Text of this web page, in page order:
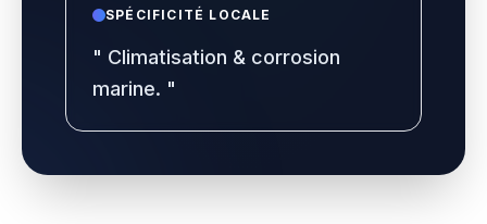
SPÉCIFICITÉ LOCALE
" Climatisation & corrosion
marine. "